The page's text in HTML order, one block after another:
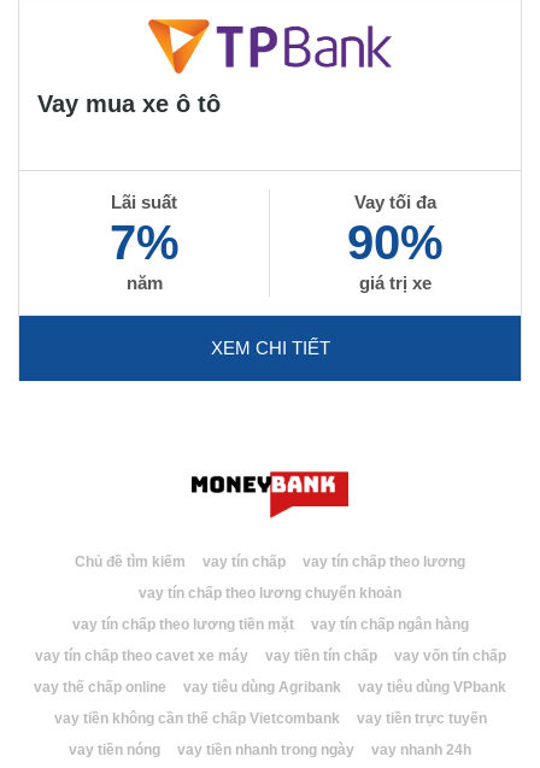
Vay mua xe ô tô
Lãi suất
7%
năm
Vay tối đa
90%
giá trị xe
XEM CHI TIẾT
Chủ đề tìm kiếm vay tín chấp
vay tín chấp theo lương
vay tín chấp theo lương chuyển khoản
vay tín chấp theo lương tiền mặt
vay tín chấp ngân hàng
vay tín chấp theo cavet xe máy
vay tiền tín chấp
vay vốn tín chấp
vay thế chấp online
vay tiêu dùng Agribank
vay tiêu dùng VPbank
vay tiền không cần thế chấp Vietcombank
vay tiền trực tuyến
vay tiền nóng
vay tiền nhanh trong ngày vay nhanh 24h